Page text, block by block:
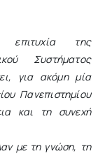
της
Συστήματος
για ακόμη μία
Πανεπιστημίου
και τη συνεχή
με τη γνώση, τη